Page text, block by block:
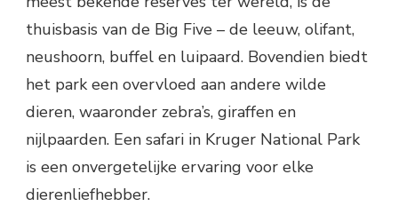
thuisbasis van de Big Five – de leeuw, olifant,
neushoorn, buffel en luipaard. Bovendien biedt
het park een overvloed aan andere wilde
dieren, waaronder zebra’s, giraffen en
nijlpaarden. Een safari in Kruger National Park
is een onvergetelijke ervaring voor elke
dierenliefhebber.